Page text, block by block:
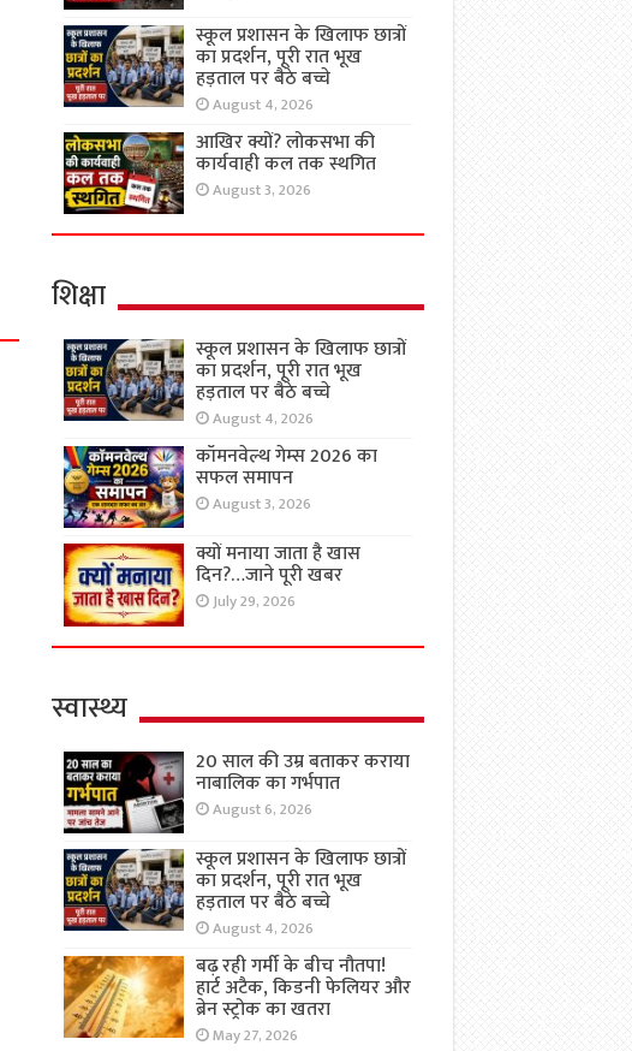
स्कूल प्रशासन के खिलाफ छात्रों
का प्रदर्शन, पूरी रात भूख
हड़ताल पर बैठे बच्चे
August 4, 2026
आखिर क्यों? लोकसभा की
कार्यवाही कल तक स्थगित
August 3, 2026
शिक्षा
स्कूल प्रशासन के खिलाफ छात्रों
का प्रदर्शन, पूरी रात भूख
हड़ताल पर बैठे बच्चे
August 4, 2026
कॉमनवेल्थ गेम्स 2026 का
सफल समापन
August 3, 2026
क्यों मनाया जाता है खास
दिन?…जाने पूरी खबर
July 29, 2026
स्वास्थ्य
20 साल की उम्र बताकर कराया
नाबालिक का गर्भपात
August 6, 2026
स्कूल प्रशासन के खिलाफ छात्रों
का प्रदर्शन, पूरी रात भूख
हड़ताल पर बैठे बच्चे
August 4, 2026
बढ़ रही गर्मी के बीच नौतपा!
हार्ट अटैक, किडनी फेलियर और
ब्रेन स्ट्रोक का खतरा
May 27, 2026